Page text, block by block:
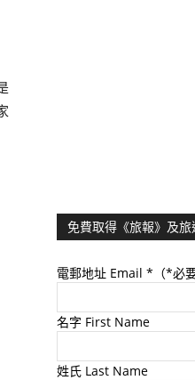
免費取得《旅報》及旅
電郵地址 Email *（*必要
名字 First Name
姓氏 Last Name